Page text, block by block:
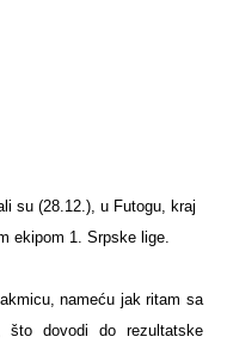
su (28.12.), u Futogu, kraj
ekipom 1. Srpske lige.
nameću jak ritam sa
što dovodi do rezultatske